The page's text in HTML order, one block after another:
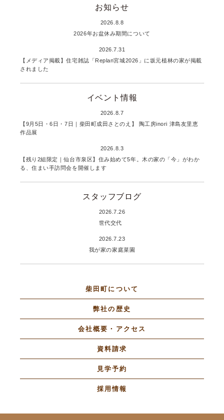
お知らせ
2026.8.8
2026年お盆休み期間について
2026.7.31
【メディア掲載】住宅雑誌「Replan宮城2026」に坂元植林の家が掲載
されました
イベント情報
2026.8.7
【9月5日・6日・7日｜柴田町成田さとのえ】 陶工房inori 津島友里恵
作品展
2026.8.3
【残り2組限定｜仙台市泉区】住み始めて5年。木の家の「今」がわか
る、住まい手訪問会を開催します
スタッフブログ
2026.7.26
世代交代
2026.7.23
我が家の家庭菜園
柴田町について
弊社の歴史
会社概要・アクセス
資料請求
見学予約
採用情報